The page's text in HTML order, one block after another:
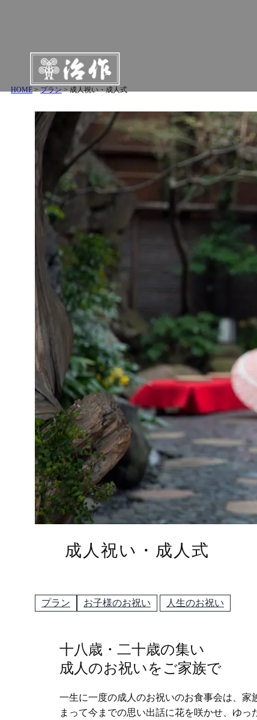
ッHOME>プラン>成人祝い・成人式
成人祝い・成人式
プラン お子様のお祝い 人生のお祝い
十八歳・二十歳の集い
成人のお祝いをご家族で
一生に一度の成人のお祝いのお食事会は、家
まって今までの思い出話に花を咲かせ、ゆっ